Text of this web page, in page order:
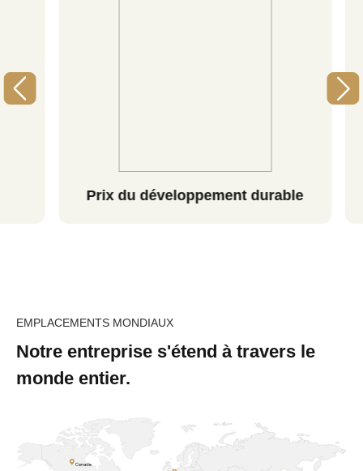
Prix ​​du développement durable
EMPLACEMENTS MONDIAUX
Notre entreprise s'étend à travers le
monde entier.